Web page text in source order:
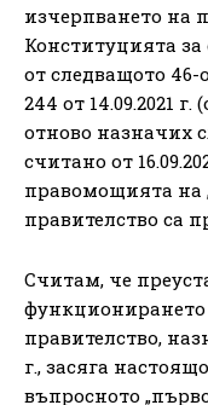
изчерпването на
Конституцията за
от следващото
244 от 14.09.2021 г.
отново назначих
считано от
правомощията на
правителство са
Считам, че
функционирането
правителство,
г., засяга
въпросното